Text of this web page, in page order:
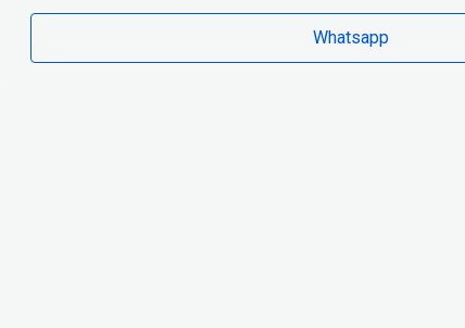
Whatsapp